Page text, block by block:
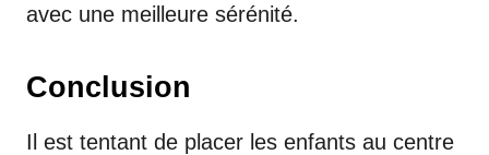
avec une meilleure sérénité.
Conclusion
Il est tentant de placer les enfants au centre